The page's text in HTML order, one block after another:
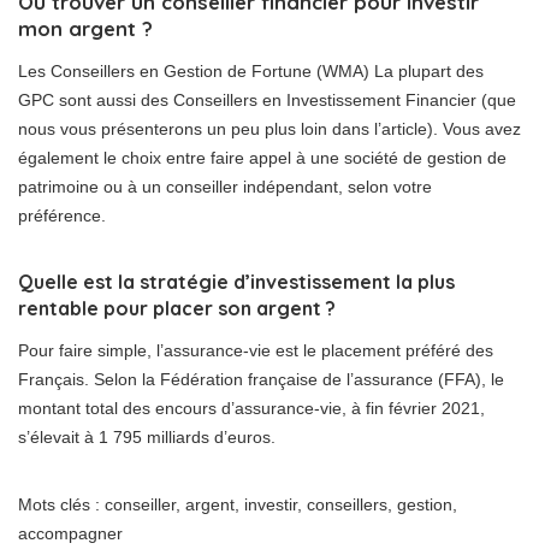
mon argent ?
Les Conseillers en Gestion de Fortune (WMA) La plupart des
GPC sont aussi des Conseillers en Investissement Financier (que
nous vous présenterons un peu plus loin dans l’article). Vous avez
également le choix entre faire appel à une société de gestion de
patrimoine ou à un conseiller indépendant, selon votre
préférence.
Quelle est la stratégie d’investissement la plus
rentable pour placer son argent ?
Pour faire simple, l’assurance-vie est le placement préféré des
Français. Selon la Fédération française de l’assurance (FFA), le
montant total des encours d’assurance-vie, à fin février 2021,
s’élevait à 1 795 milliards d’euros.
Mots clés : conseiller, argent, investir, conseillers, gestion,
accompagner